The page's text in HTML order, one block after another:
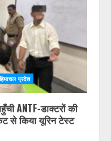
हिमाचल प्रदेश
ANTF-डाक्टरों की
से किया यूरिन टेस्ट